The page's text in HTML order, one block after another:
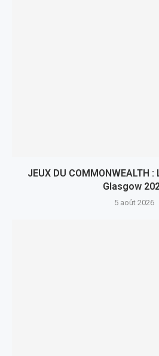
JEUX DU COMMONWEALTH
Glasgow
5 août 2026